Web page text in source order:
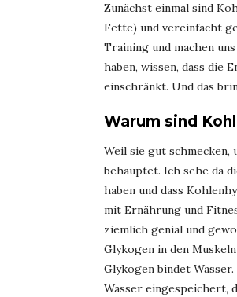
Zunächst einmal sind
Fette) und vereinfacht
Training und machen
haben, wissen, dass die
einschränkt. Und das
Warum sind
Weil sie gut schmecken,
behauptet. Ich sehe da
haben und dass
mit Ernährung und
ziemlich genial und
Glykogen in den
Glykogen bindet
Wasser eingespeichert,